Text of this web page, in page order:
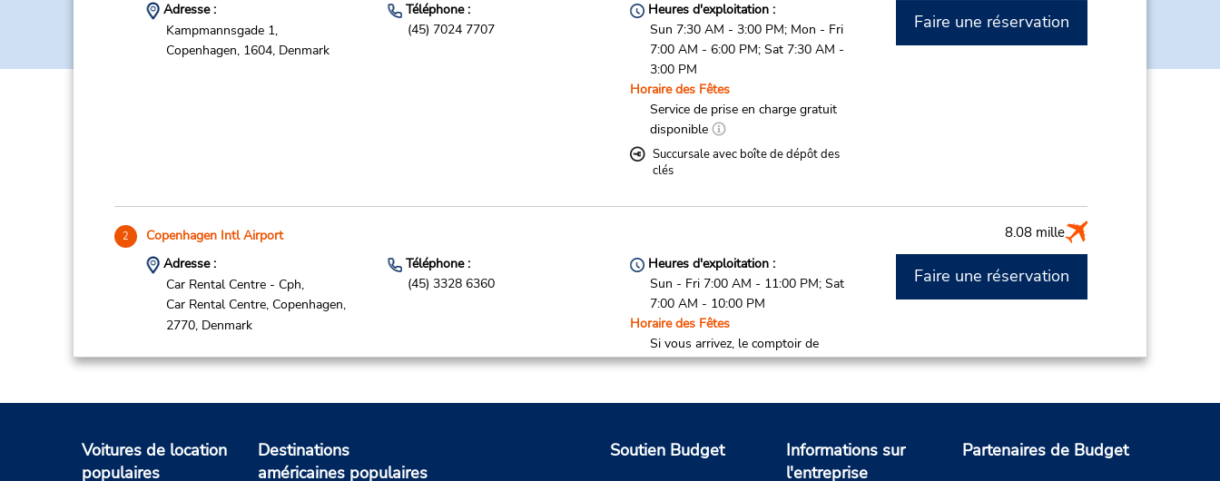
Adresse :
Kampmannsgade 1,
Copenhagen, 1604, Denmark
Téléphone :
(45) 7024 7707
Heures d'exploitation :
Sun 7:30 AM - 3:00 PM; Mon - Fri
7:00 AM - 6:00 PM; Sat 7:30 AM -
3:00 PM
Horaire des Fêtes
Service de prise en charge gratuit
disponible
Succursale avec boîte de dépôt des
clés
Faire une réservation
2 Copenhagen Intl Airport 8.08 mille
Adresse :
Car Rental Centre - Cph,
Car Rental Centre, Copenhagen,
2770, Denmark
Téléphone :
(45) 3328 6360
Heures d'exploitation :
Sun - Fri 7:00 AM - 11:00 PM; Sat
7:00 AM - 10:00 PM
Horaire des Fêtes
Si vous arrivez, le comptoir de
location se trouve dans le
marche du stationnement.
clés
Faire une réservation
Voitures de location
populaires
Destinations
américaines populaires
Soutien Budget
Informations sur
l'entreprise
Partenaires de Budget